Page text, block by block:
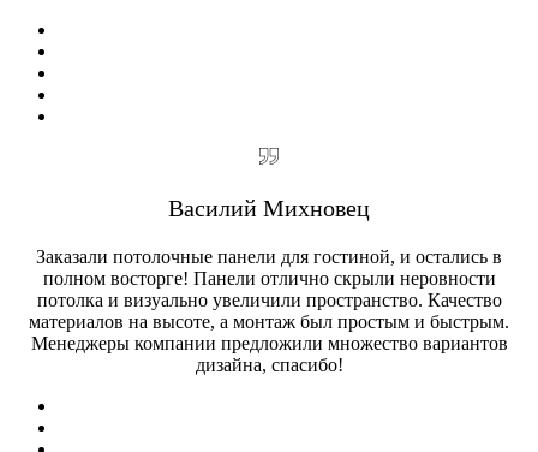
Василий Михновец
Заказали потолочные панели для гостиной, и остались в
полном восторге! Панели отлично скрыли неровности
потолка и визуально увеличили пространство. Качество
материалов на высоте, а монтаж был простым и быстрым.
Менеджеры компании предложили множество вариантов
дизайна, спасибо!